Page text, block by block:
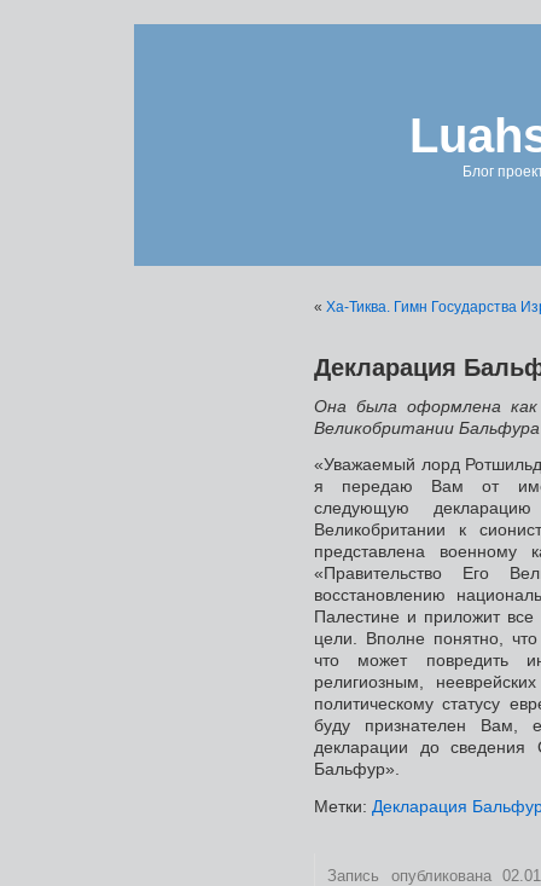
Блог
« Ха-Тиква. Гимн Государства
Декларация
Она была оформлена
Великобритании
«Уважаемый лорд
я передаю Вам от
следующую
Великобритании к
представлена военному
«Правительство Его
восстановлению
Палестине и приложит
цели. Вполне понятно,
что может повредить
религиозным,
политическому статусу
буду признателен Вам,
декларации до сведения
Бальфур».
Метки: Декларация
Запись опубликована